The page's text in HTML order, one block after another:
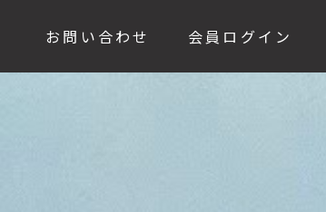
お問い合わせ 会員ログイン